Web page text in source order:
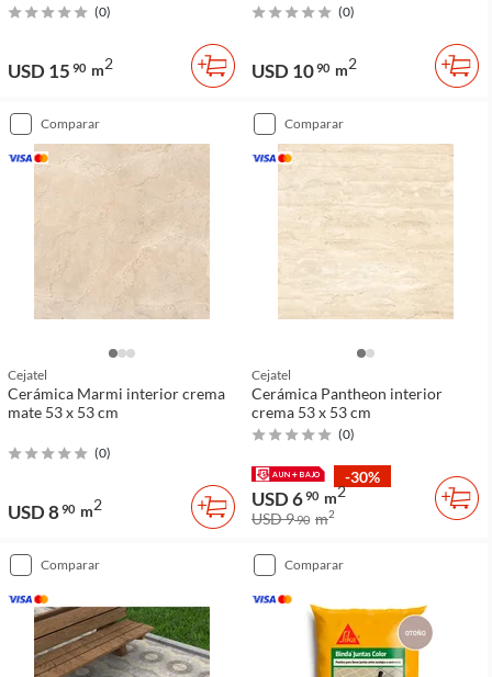
(0)
USD 15 90 m2
(0)
USD 1090 m2
comparar
Cejatel
Cerámica Marmi interior crema
mate 53 x 53 cm
(0)
USD 890 m2
comparar
Cejatel
Cerámica Pantheon interior
crema 53 x 53 cm
(0)
-30%
USD 690 m2
USD 990 m2
comparar comparar